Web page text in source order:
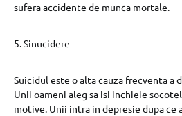
sufera accidente de munca mortale.
5. Sinucidere
Suicidul este o alta cauza frecventa a
Unii oameni aleg sa isi inchieie
motive. Unii intra in depresie dupa ce